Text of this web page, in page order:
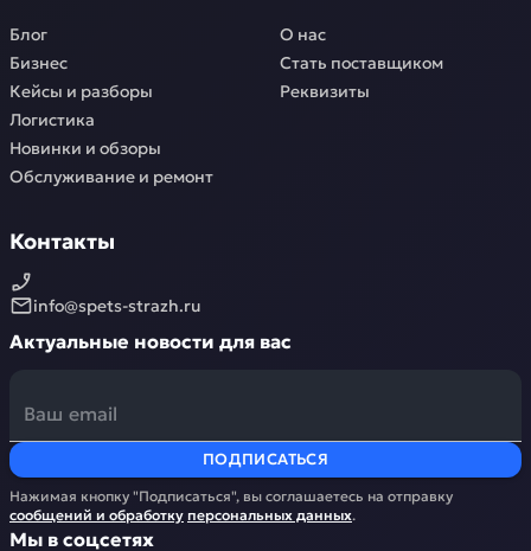
Блог
Бизнес
Кейсы и разборы
Логистика
Новинки и обзоры
Обслуживание и ремонт
О нас
Стать поставщиком
Реквизиты
Контакты
info@spets-strazh.ru
Актуальные новости для вас
ПОДПИСАТЬСЯ
Нажимая кнопку "Подписаться", вы соглашаетесь на отправку
сообщений и обработку персональных данных.
Мы в соцсетях